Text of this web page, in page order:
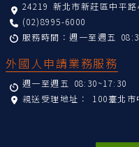
24219 新北市新莊區中平
(02)8995-6000
服務時間：週一至週五
外國人申請業務服務
週一至週五 08:30~17:30
親送受理地址： 100臺北